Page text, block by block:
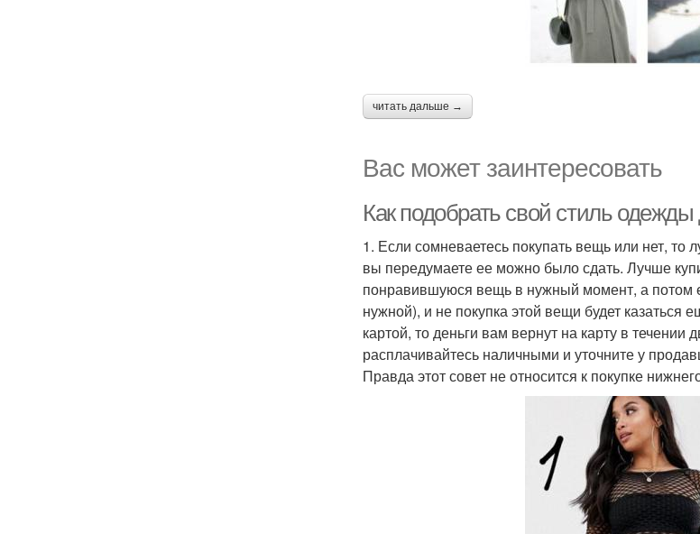
читать дальше →
Вас может заинтересовать
Как подобрать свой стиль
1. Если сомневаетесь покупать вещь или нет, то
вы передумаете ее можно было сдать. Лучше
понравившуюся вещь в нужный момент, а потом
нужной), и не покупка этой вещи будет
картой, то деньги вам вернут на карту в
расплачивайтесь наличными и уточните у
Правда этот совет не относится к покупке